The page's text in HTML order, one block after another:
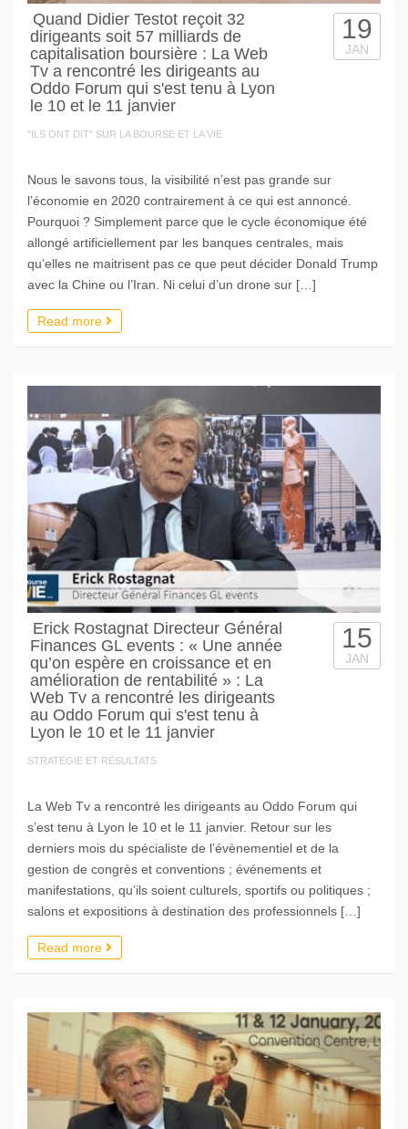
Quand Didier Testot reçoit 32
dirigeants soit 57 milliards de
capitalisation boursière : La Web
Tv a rencontré les dirigeants au
Oddo Forum qui s'est tenu à Lyon
le 10 et le 11 janvier
"ILS ONT DIT" SUR LA BOURSE ET LA VIE
19
JAN
Nous le savons tous, la visibilité n’est pas grande sur
l’économie en 2020 contrairement à ce qui est annoncé.
Pourquoi ? Simplement parce que le cycle économique été
allongé artificiellement par les banques centrales, mais
qu’elles ne maitrisent pas ce que peut décider Donald Trump
avec la Chine ou l’Iran. Ni celui d’un drone sur […]
Read more
Erick Rostagnat Directeur Général
Finances GL events : « Une année
qu’on espère en croissance et en
amélioration de rentabilité » : La
Web Tv a rencontré les dirigeants
au Oddo Forum qui s'est tenu à
Lyon le 10 et le 11 janvier
STRATEGIE ET RÉSULTATS
15
JAN
La Web Tv a rencontré les dirigeants au Oddo Forum qui
s’est tenu à Lyon le 10 et le 11 janvier. Retour sur les
derniers mois du spécialiste de l’évènementiel et de la
gestion de congrès et conventions ; événements et
manifestations, qu’ils soient culturels, sportifs ou politiques ;
salons et expositions à destination des professionnels […]
Read more